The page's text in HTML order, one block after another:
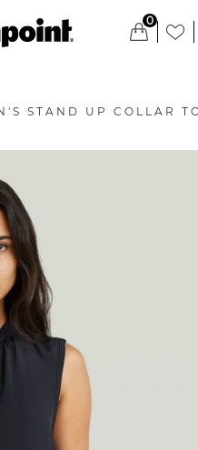
0
STAND UP COLLAR